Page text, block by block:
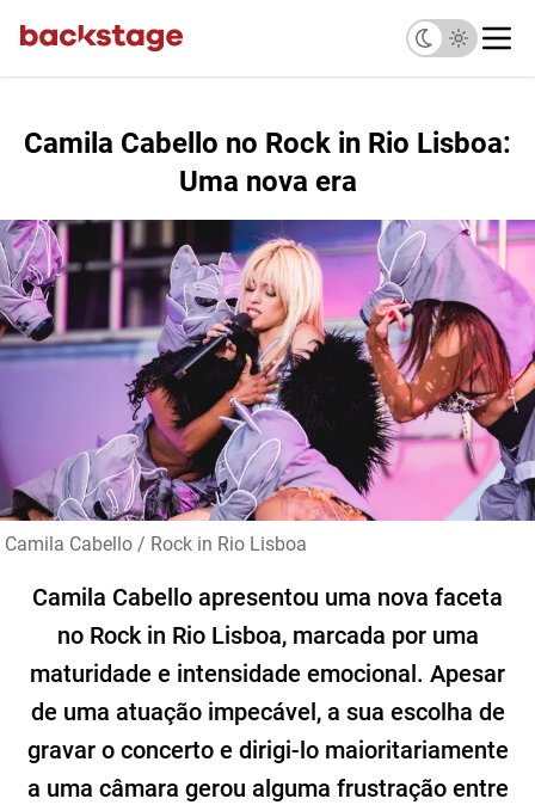
Camila Cabello no Rock in Rio Lisboa:
Uma nova era
Camila Cabello / Rock in Rio Lisboa
Camila Cabello apresentou uma nova faceta
no Rock in Rio Lisboa, marcada por uma
maturidade e intensidade emocional. Apesar
de uma atuação impecável, a sua escolha de
gravar o concerto e dirigi-lo maioritariamente
a uma câmara gerou alguma frustração entre